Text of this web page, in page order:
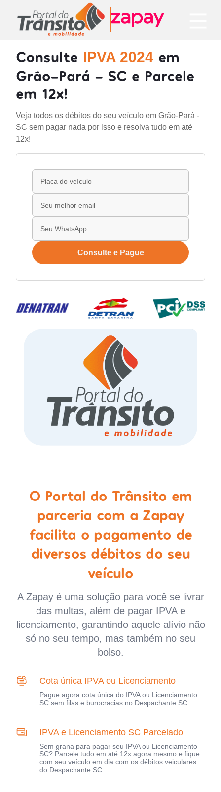
Consulte IPVA 2024 em
Grão-Pará - SC e Parcele
em 12x!
Veja todos os débitos do seu veículo em Grão-Pará -
SC sem pagar nada por isso e resolva tudo em até
12x!
Consulte e Pague
O Portal do Trânsito em
parceria com a Zapay
facilita o pagamento de
diversos débitos do seu
veículo
A Zapay é uma solução para você se livrar
das multas, além de pagar IPVA e
licenciamento, garantindo aquele alívio não
só no seu tempo, mas também no seu
bolso.
Cota única IPVA ou Licenciamento
Pague agora cota única do IPVA ou Licenciamento
SC sem filas e burocracias no Despachante SC.
IPVA e Licenciamento SC Parcelado
Sem grana para pagar seu IPVA ou Licenciamento
SC? Parcele tudo em até 12x agora mesmo e fique
com seu veículo em dia com os débitos veiculares
do Despachante SC.